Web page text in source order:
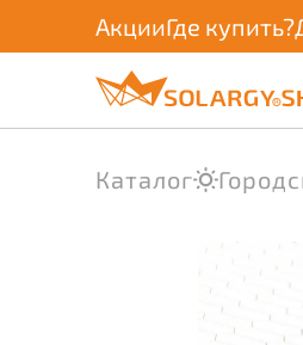
АкцииГде купить?
Каталог